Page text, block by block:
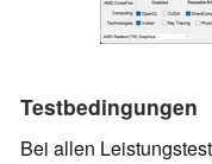
Testbedingungen
Bei allen